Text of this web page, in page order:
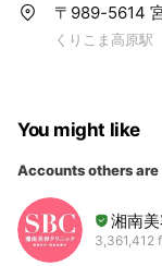
〒989-5614
くりこま高原駅
You might like
Accounts others
湘南
3,361,412